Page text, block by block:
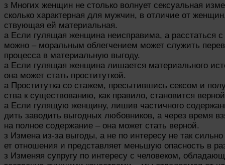
з Многих женщин не столько волнует сексуальная
сколько характерная для мужчин, в отличие от
ствующая ей материальная.
а Если гулящая женщина неисправима, а расстаться с
можно – моральным облегчением может служить
процесса в материальную выгоду.
а Если гулящая женщина лишается материального
она может стать проституткой.
а Проститутка со стажем, пресытившись сексом и
ства к существованию, как правило, становится
а Если гулящую женщину, лишив частичного
дить заводить выгодных любовников, а через время
на полное содержание – она может стать верной.
з Измена из-за выгоды, а не по интересу не так
ет отношения и представляет меньшую опасность в
з Изменяя супругу по интересу с человеком,